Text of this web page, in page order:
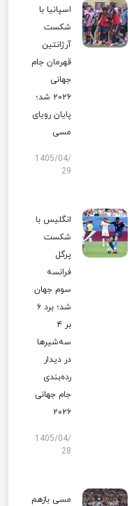
اسپانیا با
شکست
آرژانتین
قهرمان جام
جهانی
۲۰۲۶ شد؛
پایان رویای
مسی
1405/04/
29
انگلیس با
شکست
پرگل
فرانسه
سوم جهان
شد؛ برد ۶
بر ۴
سه‌شیرها
در دیدار
رده‌بندی
جام جهانی
۲۰۲۶
1405/04/
28
مسی بازهم